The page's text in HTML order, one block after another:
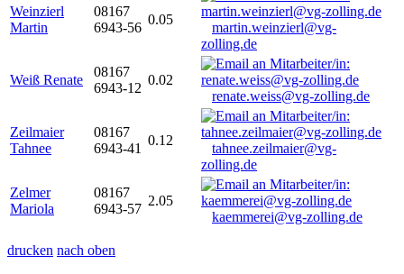
Weinzierl
Martin
08167
6943-56
0.05
martin.weinzierl@vg-
zolling.de
Weiß Renate
08167
6943-12
0.02
renate.weiss@vg-zolling.de
Zeilmaier
Tahnee
08167
6943-41
0.12
tahnee.zeilmaier@vg-
zolling.de
Zelmer
Mariola
08167
6943-57
2.05
kaemmerei@vg-zolling.de
drucken nach oben